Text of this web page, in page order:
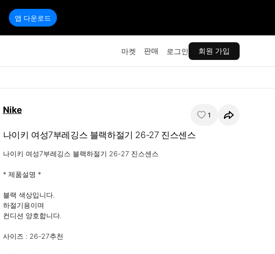
앱 다운로드
마켓 판매 로그인 회원 가입
Nike 1
나이키 여성7부레깅스 블랙하절기 26-27 진스센스
나이키 여성7부레깅스 블랙하절기 26-27 진스센스
* 제품설명 *
블랙 색상입니다.
하절기용이며
컨디션 양호합니다.
사이즈 : 26-27추천